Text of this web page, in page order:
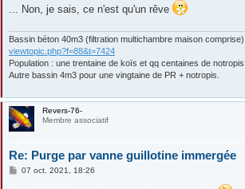
... Non, je sais, ce n'est qu'un rêve
Bassin béton 40m3 (filtration multichambre maison comprise),
viewtopic.php?f=88&t=7424
Population : une trentaine de koïs et qq centaines de
Autre bassin 4m3 pour une vingtaine de PR + notropis.
Revers-76-
Membre associatif
Re: Purge par vanne guillotine immergée
M07 oct. 2021, 18:26